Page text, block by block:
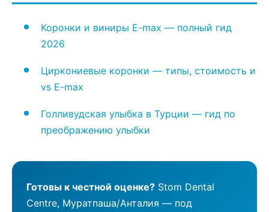
Коронки и виниры E-max — полный гид
2026
Циркониевые коронки — типы, стоимость и
vs E-max
Голливудская улыбка в Турции — гид по
преображению улыбки
Готовы к честной оценке? Stom Dental
Centre, Муратпаша/Анталия — под